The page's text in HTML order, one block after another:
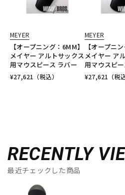
MEYER
【オープニング：6MM】
メイヤー アルトサックス
用マウスピース ラバー
¥27,621 （税込）
MEYER
【オープニ
メイヤー ア
用マウスピ
¥27,621 （税
RECENTLY
最近チェックした商品